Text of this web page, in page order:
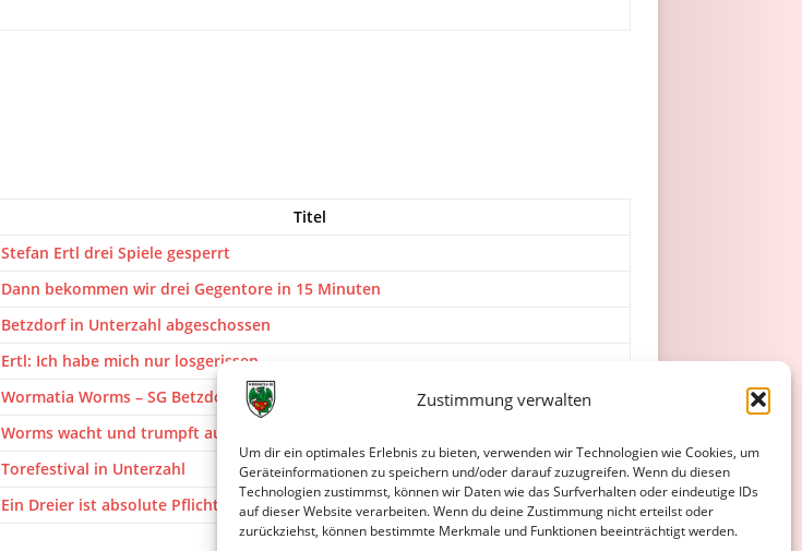
Zustimmung verwalten
Um dir ein optimales Erlebnis zu bieten, verwenden wir Technologien wie Cookies, um
Geräteinformationen zu speichern und/oder darauf zuzugreifen. Wenn du diesen
Technologien zustimmst, können wir Daten wie das Surfverhalten oder eindeutige IDs
auf dieser Website verarbeiten. Wenn du deine Zustimmung nicht erteilst oder
zurückziehst, können bestimmte Merkmale und Funktionen beeinträchtigt werden.
Titel
Stefan Ertl drei Spiele gesperrt
Dann bekommen wir drei Gegentore in 15 Minuten
Betzdorf in Unterzahl abgeschossen
Ertl: Ich habe mich nur losgerissen
Wormatia Worms – SG Betzdorf 5:1
Worms wacht und trumpft auf – 5:1
Torefestival in Unterzahl
Ein Dreier ist absolute Pflicht